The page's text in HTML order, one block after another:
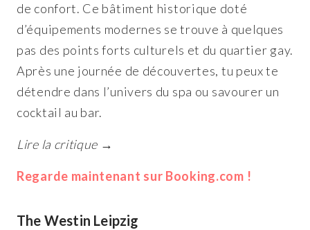
de confort. Ce bâtiment historique doté
d’équipements modernes se trouve à quelques
pas des points forts culturels et du quartier gay.
Après une journée de découvertes, tu peux te
détendre dans l’univers du spa ou savourer un
cocktail au bar.
Lire la critique →
Regarde maintenant sur Booking.com !
The Westin Leipzig